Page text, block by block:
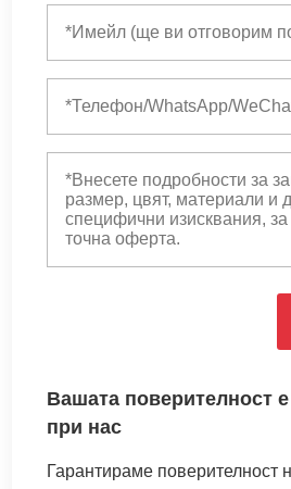
Вашата поверителност
при нас
Гарантираме поверителност